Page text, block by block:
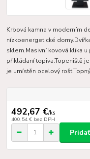
Krbová kamna v moderním
nízkoenergetické
sklem.Masivní kovová klika
přikládaní topiva.Topeniště
je umístěn ocelový
492,67 €/ks
400,54 € bez DPH